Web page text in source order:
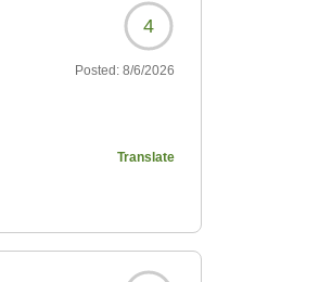
4
Posted: 8/6/2026
Translate